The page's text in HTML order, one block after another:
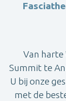
Van harte
Summit te
U bij onze
met de